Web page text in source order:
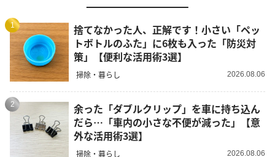
1
捨てなかった人、正解です！小さい「ペッ
トボトルのふた」に6枚も入った「防災対
策」【便利な活用術3選】
掃除・暮らし 2026.08.06
2
余った「ダブルクリップ」を車に持ち込ん
だら…「車内の小さな不便が減った」【意
外な活用術3選】
掃除・暮らし 2026.08.06